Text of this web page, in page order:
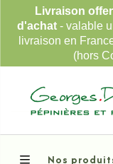
Livraison
d'achat - valable
livraison en
(hors
Nos